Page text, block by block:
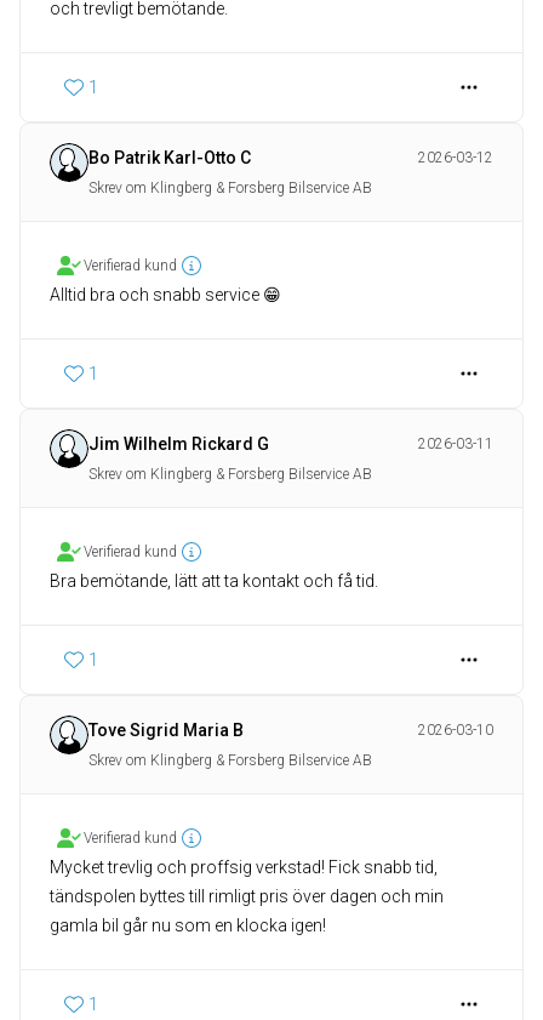
och trevligt bemötande.
1
Bo Patrik Karl-Otto C
2026-03-12
Skrev om Klingberg & Forsberg Bilservice AB
Verifierad kund
Alltid bra och snabb service 😁
1
Jim Wilhelm Rickard G
2026-03-11
Skrev om Klingberg & Forsberg Bilservice AB
Verifierad kund
Bra bemötande, lätt att ta kontakt och få tid.
1
Tove Sigrid Maria B
2026-03-10
Skrev om Klingberg & Forsberg Bilservice AB
Verifierad kund
Mycket trevlig och proffsig verkstad! Fick snabb tid,
tändspolen byttes till rimligt pris över dagen och min
gamla bil går nu som en klocka igen!
1